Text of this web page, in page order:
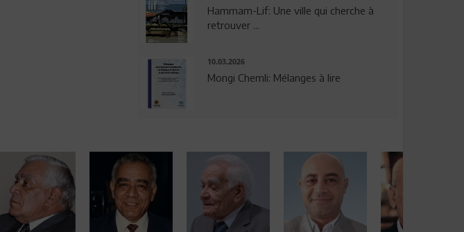
Hammam-Lif: Une ville qui cherche à
retrouver ...
10.03.2026
Mongi Chemli: Mélanges à lire